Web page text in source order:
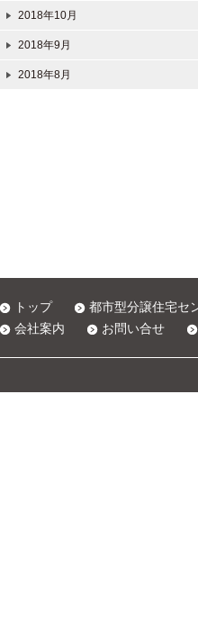
2018年10月
2018年9月
2018年8月
トップ 都市型分譲住宅セ
会社案内
お問い合せ